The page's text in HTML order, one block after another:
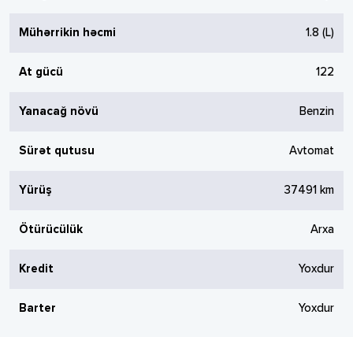
Mühərrikin həcmi 1.8 (L)
At gücü 122
Yanacağ növü Benzin
Sürət qutusu Avtomat
Yürüş 37491 km
Ötürücülük Arxa
Kredit Yoxdur
Barter Yoxdur